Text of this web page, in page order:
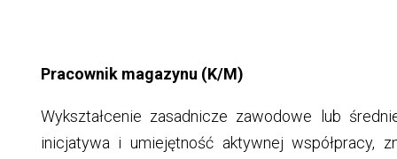
Pracownik magazynu (K/M)
Wykształcenie zasadnicze zawodowe lub
inicjatywa i umiejętność aktywnej współpracy,